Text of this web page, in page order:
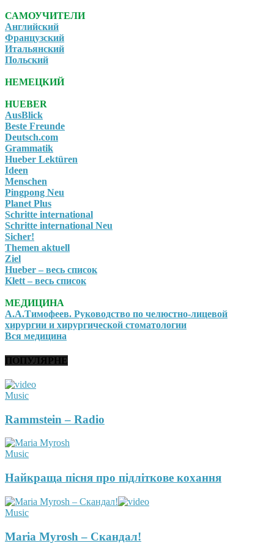
САМОУЧИТЕЛИ
Английский
Французский
Итальянский
Польский
НЕМЕЦКИЙ
HUEBER
AusBlick
Beste Freunde
Deutsch.com
Grammatik
Hueber Lektüren
Ideen
Menschen
Pingpong Neu
Planet Plus
Schritte international
Schritte international Neu
Sicher!
Themen aktuell
Ziel
Hueber – весь список
Klett – весь список
МЕДИЦИНА
А.А.Тимофеев. Руководство по челюстно-лицевой
хирургии и хирургической стоматологии
Вся медицина
ПОПУЛЯРНЕ
Music
Rammstein – Radio
Music
Найкраща пісня про підліткове кохання
Music
Maria Myrosh – Скандал!